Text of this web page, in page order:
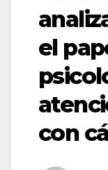
el
con